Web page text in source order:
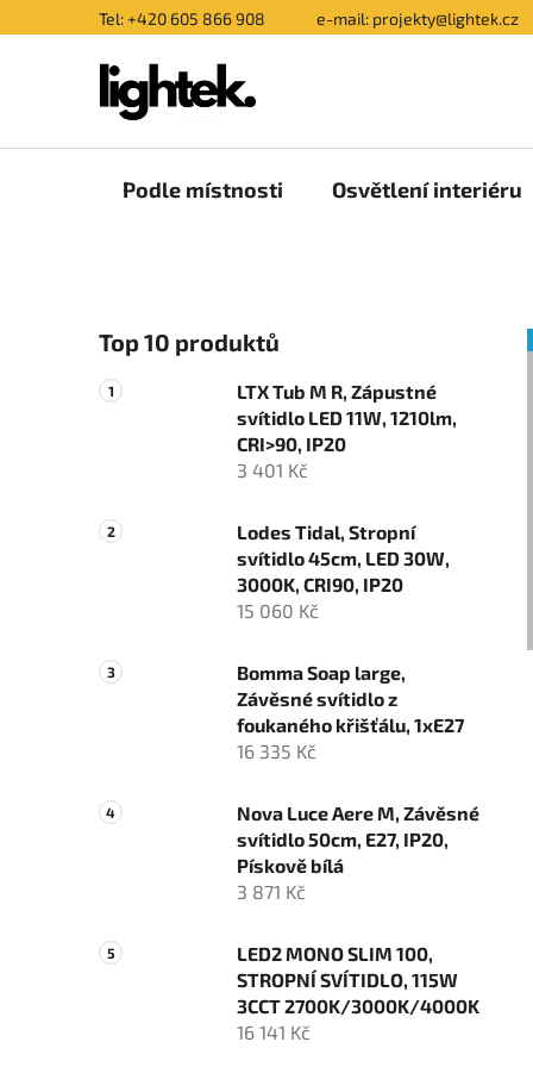
na
Tel: +420 605 866 908 e-mail: projekty@lightek.cz
Podle místnosti Osvětlení interiéru
o
s
t
n
n
e
Top 10 produktů
LTX Tub M R, Zápustné
svítidlo LED 11W, 1210lm,
CRI>90, IP20
3 401 Kč
Lodes Tidal, Stropní
svítidlo 45cm, LED 30W,
3000K, CRI90, IP20
15 060 Kč
Bomma Soap large,
Závěsné svítidlo z
foukaného křišťálu, 1xE27
16 335 Kč
Nova Luce Aere M, Závěsné
svítidlo 50cm, E27, IP20,
Pískově bílá
3 871 Kč
LED2 MONO SLIM 100,
STROPNÍ SVÍTIDLO, 115W
3CCT 2700K/3000K/4000K
16 141 Kč